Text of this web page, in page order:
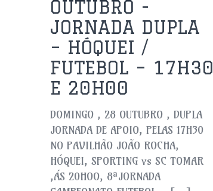
OUTUBRO -
JORNADA DUPLA
– HÓQUEI /
FUTEBOL – 17H30
E 20H00
DOMINGO , 28 OUTUBRO , DUPLA
JORNADA DE APOIO, PELAS 17H30
NO PAVILHÃO JOÃO ROCHA,
HÓQUEI, SPORTING vs SC TOMAR
,ÁS 20HOO, 8ªJORNADA